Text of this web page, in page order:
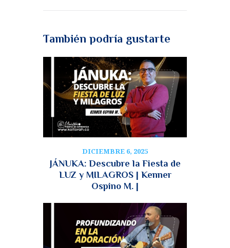
También podría gustarte
DICIEMBRE 6, 2025
JÁNUKA: Descubre la Fiesta de
LUZ y MILAGROS | Kenner
Ospino M. |